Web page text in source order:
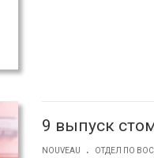
9 выпуск
NOUVEAU . ОТДЕЛ ПО